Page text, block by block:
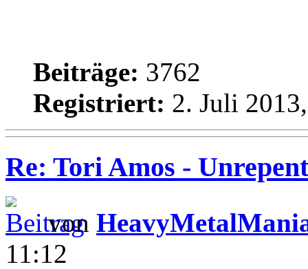
Beiträge: 3762
Registriert: 2. Juli
Re: Tori Amos -
von
11:12